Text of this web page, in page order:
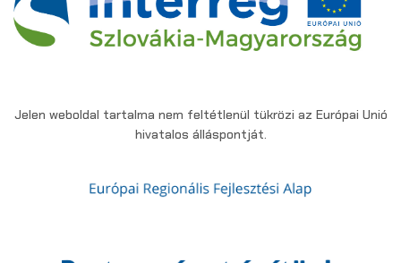
Jelen weboldal tartalma nem feltétlenül tükrözi az Európai Unió
hivatalos álláspontját.